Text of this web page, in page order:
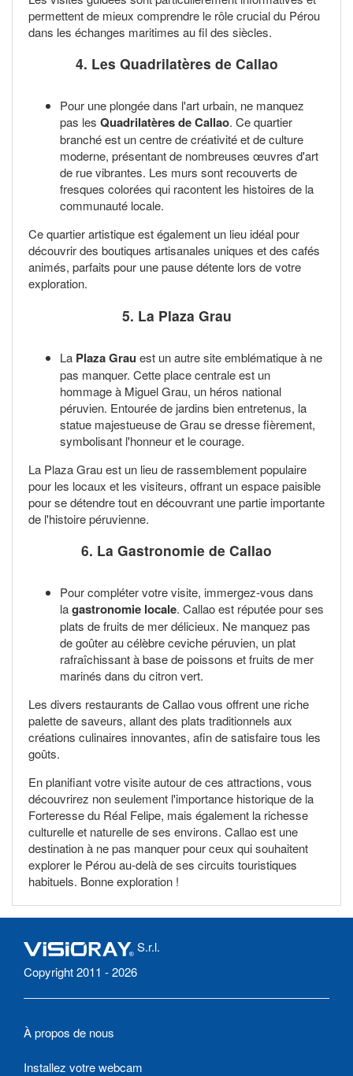
permettent de mieux comprendre le rôle crucial du Pérou
dans les échanges maritimes au fil des siècles.
4. Les Quadrilatères de Callao
Pour une plongée dans l'art urbain, ne manquez
pas les Quadrilatères de Callao. Ce quartier
branché est un centre de créativité et de culture
moderne, présentant de nombreuses œuvres d'art
de rue vibrantes. Les murs sont recouverts de
fresques colorées qui racontent les histoires de la
communauté locale.
Ce quartier artistique est également un lieu idéal pour
découvrir des boutiques artisanales uniques et des cafés
animés, parfaits pour une pause détente lors de votre
exploration.
5. La Plaza Grau
La Plaza Grau est un autre site emblématique à ne
pas manquer. Cette place centrale est un
hommage à Miguel Grau, un héros national
péruvien. Entourée de jardins bien entretenus, la
statue majestueuse de Grau se dresse fièrement,
symbolisant l'honneur et le courage.
La Plaza Grau est un lieu de rassemblement populaire
pour les locaux et les visiteurs, offrant un espace paisible
pour se détendre tout en découvrant une partie importante
de l'histoire péruvienne.
6. La Gastronomie de Callao
Pour compléter votre visite, immergez-vous dans
lagastronomie locale. Callao est réputée pour ses
plats de fruits de mer délicieux. Ne manquez pas
de goûter au célèbre ceviche péruvien, un plat
rafraîchissant à base de poissons et fruits de mer
marinés dans du citron vert.
Les divers restaurants de Callao vous offrent une riche
palette de saveurs, allant des plats traditionnels aux
créations culinaires innovantes, afin de satisfaire tous les
goûts.
En planifiant votre visite autour de ces attractions, vous
découvrirez non seulement l'importance historique de la
Forteresse du Réal Felipe, mais également la richesse
culturelle et naturelle de ses environs. Callao est une
destination à ne pas manquer pour ceux qui souhaitent
explorer le Pérou au-delà de ses circuits touristiques
habituels. Bonne exploration !
S.r.l.
Copyright 2011 - 2026
À propos de nous
Installez votre webcam